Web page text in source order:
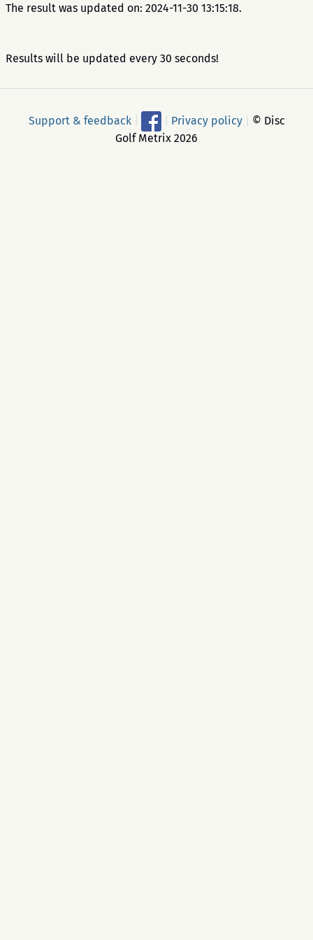
The result was updated on: 2024-11-30 13:15:18.
Results will be updated every 30 seconds!
Support & feedback Privacy policy
© Disc
Golf Metrix 2026